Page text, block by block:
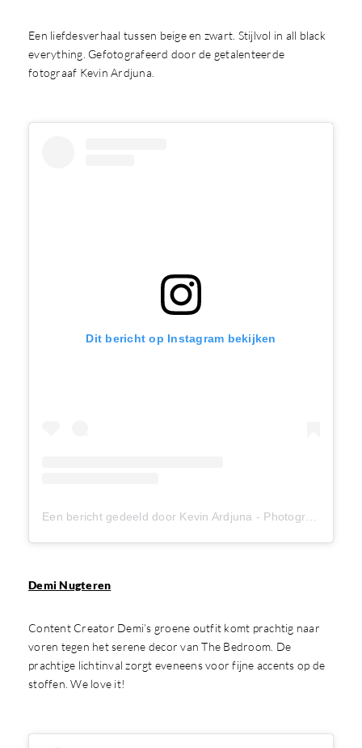
Een liefdesverhaal tussen beige en zwart. Stijlvol in all black
everything. Gefotografeerd door de getalenteerde
fotograaf Kevin Ardjuna.
Dit bericht op Instagram bekijken
Demi Nugteren
Content Creator Demi’s groene outfit komt prachtig naar
voren tegen het serene decor van The Bedroom. De
prachtige lichtinval zorgt eveneens voor fijne accents op de
stoffen. We love it!